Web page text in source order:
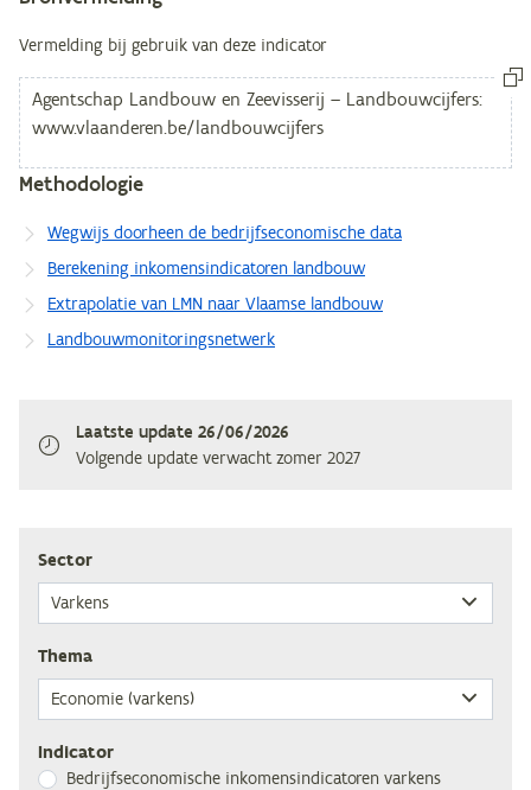
Vermelding bij gebruik van deze indicator
Methodologie
Wegwijs doorheen de bedrijfseconomische data
Berekening inkomensindicatoren landbouw
Extrapolatie van LMN naar Vlaamse landbouw
Landbouwmonitoringsnetwerk
Laatste update 26/06/2026
Volgende update verwachtzomer 2027
Sec­tor
The­ma
Indicator
Be­drijfs­eco­no­mi­sche in­ko­mens­in­di­ca­to­ren varkens